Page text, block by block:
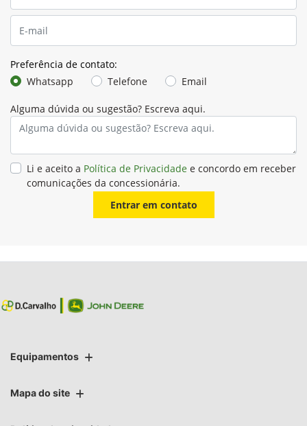
Preferência de contato:
Whatsapp
Telefone Email
Alguma dúvida ou sugestão? Escreva aqui.
Li e aceito a Política de Privacidade e concordo em receber
comunicações da concessionária.
Entrar em contato
Equipamentos
Mapa do site